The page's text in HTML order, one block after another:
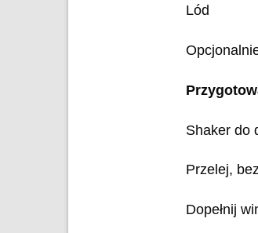
Lód
Shaker do
Przelej,
Dopełnij